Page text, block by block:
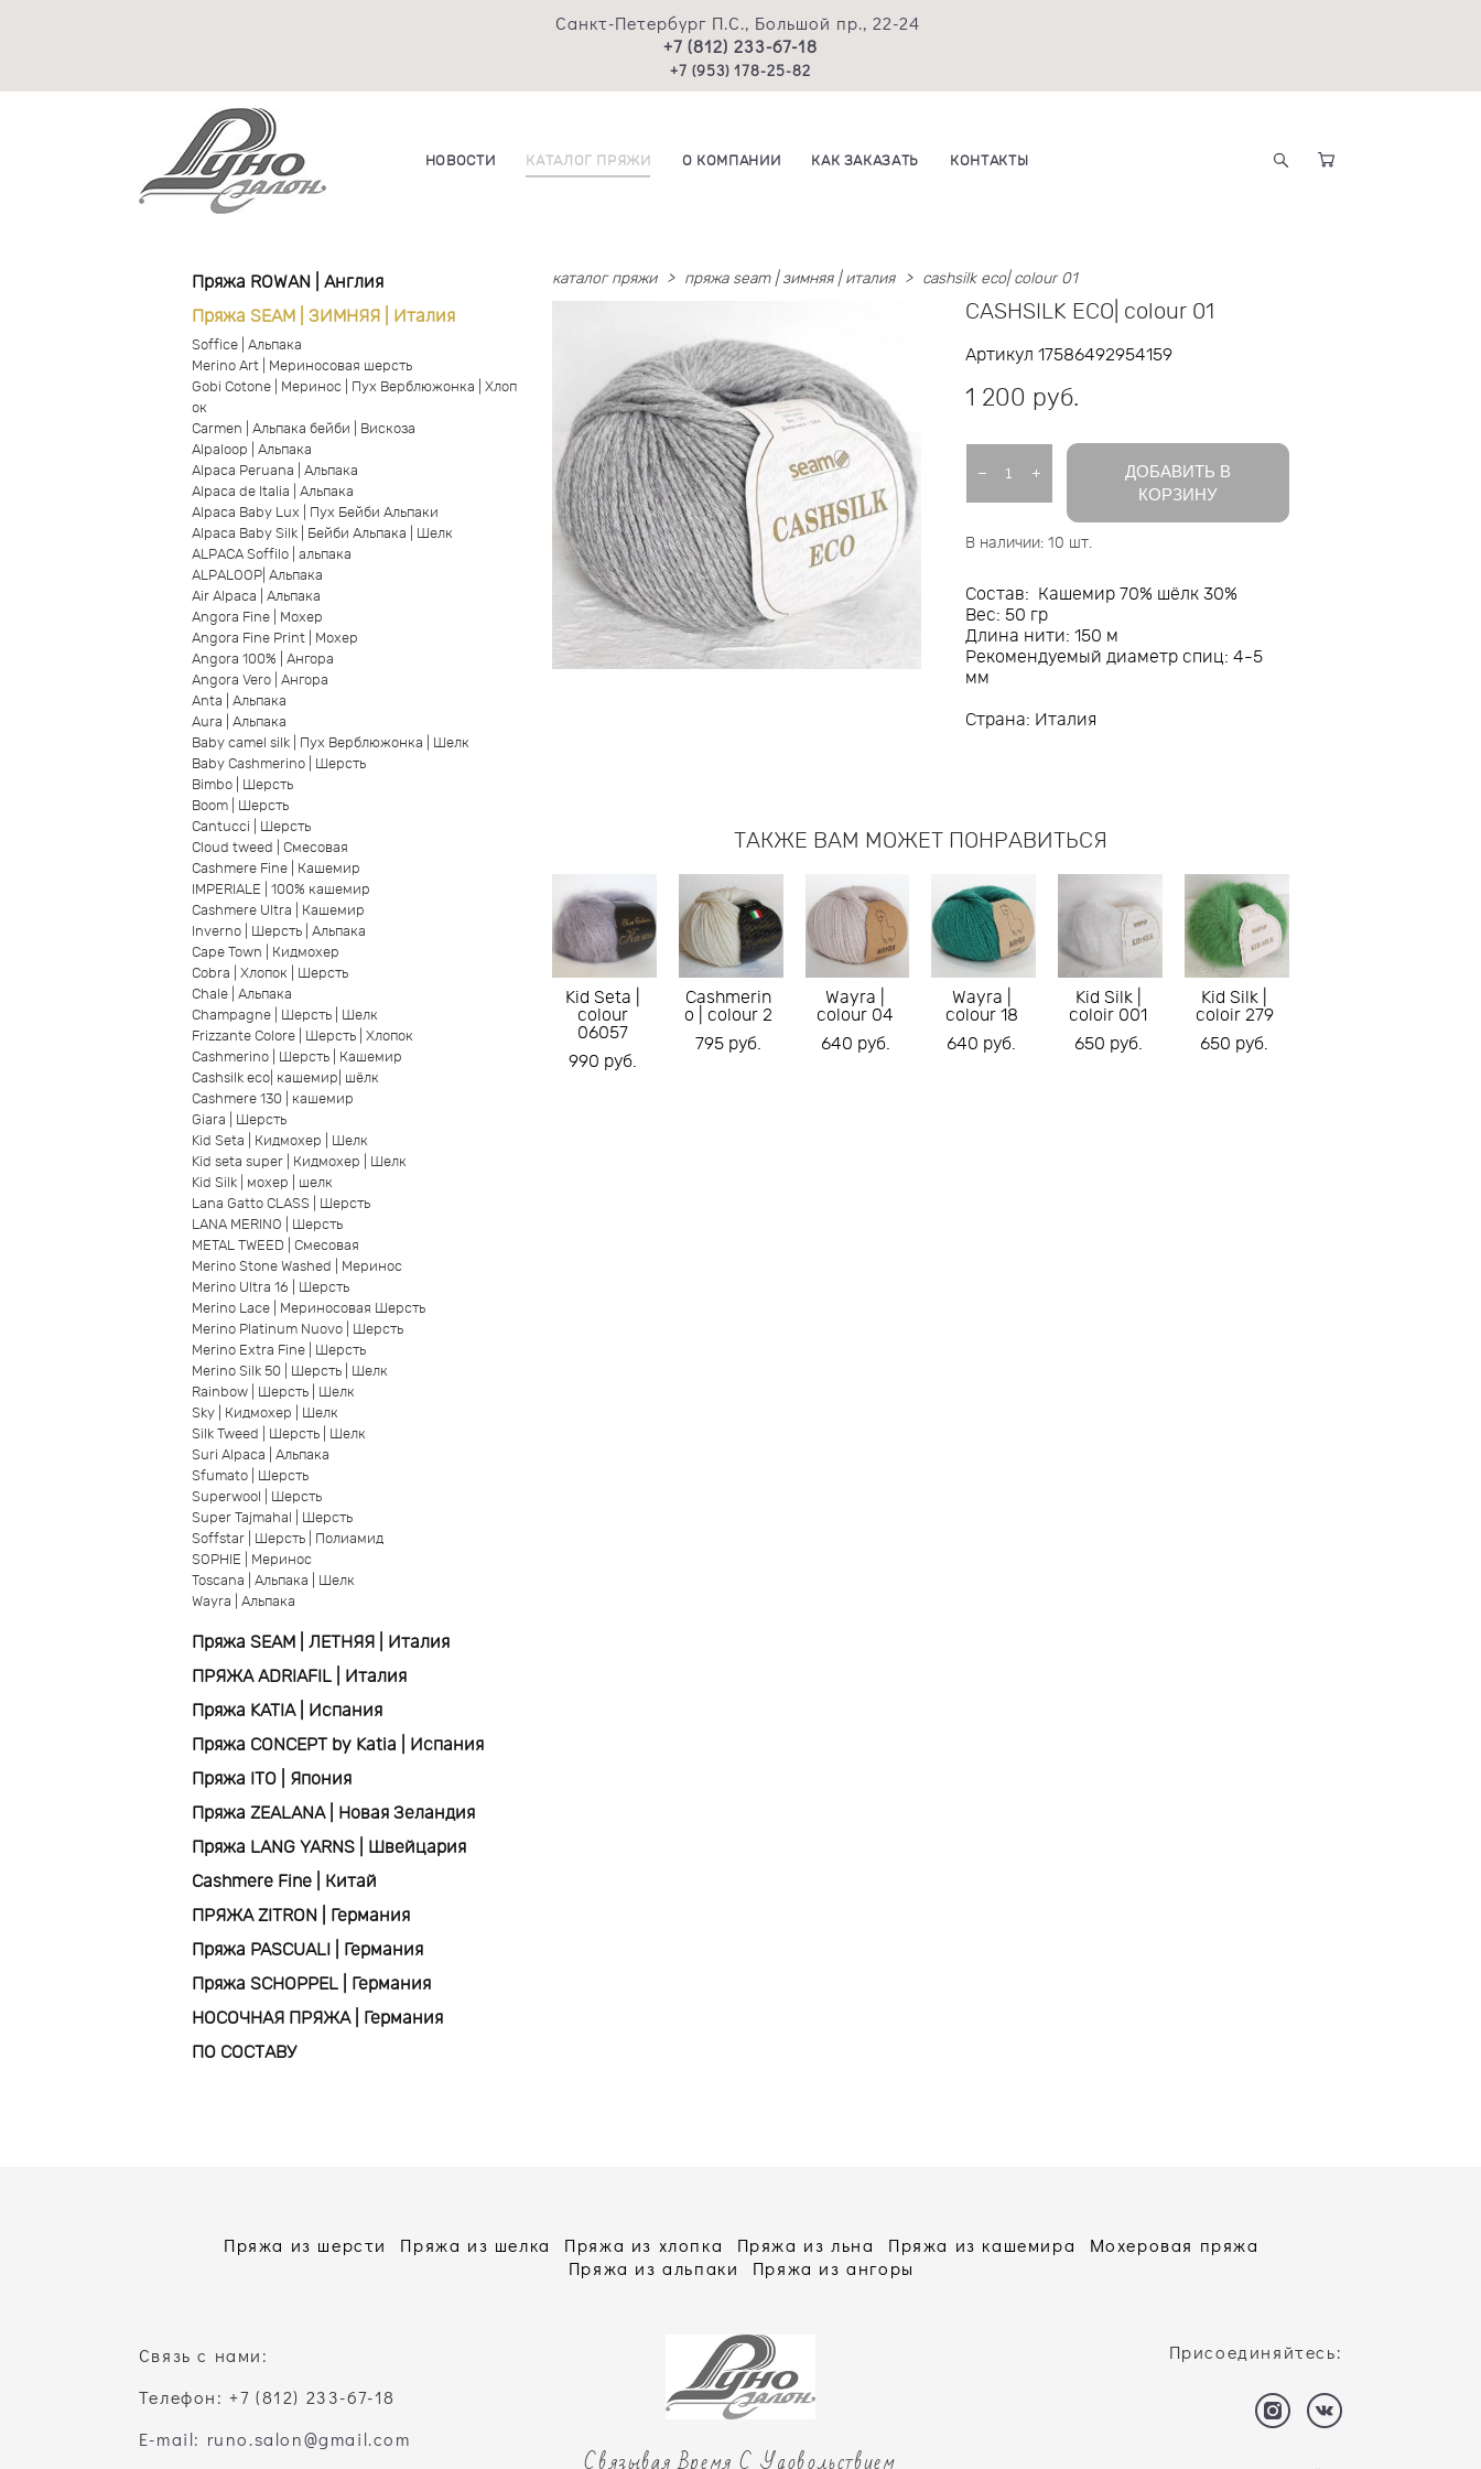
Санкт-Петербург П.С., Большой пр., 22-24
+7 (812) 233-67-18
+7 (953) 178-25-82
НОВОСТИ КАТАЛОГ ПРЯЖИ О КОМПАНИИ КАК ЗАКАЗАТЬ КОНТАКТЫ
Пряжа ROWAN | Англия
Пряжа SEAM | ЗИМНЯЯ | Италия
Soffice | Альпака
Merino Art | Мериносовая шерсть
Gobi Cotone | Меринос | Пух Верблюжонка | Хлоп
ок
Carmen | Альпака бейби | Вискоза
Alpaloop | Альпака
Alpaca Peruana | Альпака
Alpaca de Italia | Альпака
Alpaca Baby Lux | Пух Бейби Альпаки
Alpaca Baby Silk | Бейби Альпака | Шелк
ALPACA Soffilo | альпака
ALPALOOP| Альпака
Air Alpaca | Альпака
Angora Fine | Мохер
Angora Fine Print | Мохер
Angora 100% | Ангора
Angora Vero | Ангора
Anta | Альпака
Aura | Альпака
Baby camel silk | Пух Верблюжонка | Шелк
Baby Cashmerino | Шерсть
Bimbo | Шерсть
Boom | Шерсть
Cantucci | Шерсть
Cloud tweed | Смесовая
Cashmere Fine | Кашемир
IMPERIALE | 100% кашемир
Cashmere Ultra | Кашемир
Inverno | Шерсть | Альпака
Cape Town | Кидмохер
Cobra | Хлопок | Шерсть
Chale | Альпака
Champagne | Шерсть | Шелк
Frizzante Colore | Шерсть | Хлопок
Cashmerino | Шерсть | Кашемир
Cashsilk eco| кашемир| шёлк
Cashmere 130 | кашемир
Giara | Шерсть
Kid Seta | Кидмохер | Шелк
Kid seta super | Кидмохер | Шелк
Kid Silk | мохер | шелк
Lana Gatto CLASS | Шерсть
LANA MERINO | Шерсть
METAL TWEED | Смесовая
Merino Stone Washed | Меринос
Merino Ultra 16 | Шерсть
Merino Lace | Мериносовая Шерсть
Merino Platinum Nuovo | Шерсть
Merino Extra Fine | Шерсть
Merino Silk 50 | Шерсть | Шелк
Rainbow | Шерсть | Шелк
Sky | Кидмохер | Шелк
Silk Tweed | Шерсть | Шелк
Suri Alpaca | Альпака
Sfumato | Шерсть
Superwool | Шерсть
Super Tajmahal | Шерсть
Soffstar | Шерсть | Полиамид
SOPHIE | Меринос
Toscana | Альпака | Шелк
Wayra | Альпака
Пряжа SEAM | ЛЕТНЯЯ | Италия
ПРЯЖА ADRIAFIL | Италия
Пряжа KATIA | Испания
Пряжа CONCEPT by Katia | Испания
Пряжа ITO | Япония
Пряжа ZEALANA | Новая Зеландия
Пряжа LANG YARNS | Швейцария
Cashmere Fine | Китай
ПРЯЖА ZITRON | Германия
Пряжа PASCUALI | Германия
Пряжа SCHOPPEL | Германия
НОСОЧНАЯ ПРЯЖА | Германия
ПО СОСТАВУ
каталог пряжи > пряжа seam | зимняя | италия > cashsilk eco| colour 01
CASHSILK ECO| colour 01
Артикул 17586492954159
1 200 pуб.
В наличии: 10 шт.
ДОБАВИТЬ В
КОРЗИНУ
Состав: Кашемир 70% шёлк 30%
Вес: 50 гр
Длина нити: 150 м
Рекомендуемый диаметр спиц: 4-5
мм
Страна: Италия
ТАКЖЕ ВАМ МОЖЕТ ПОНРАВИТЬСЯ
Kid Seta |
colour
06057
990 pуб.
Cashmerin
o | colour 2
795 pуб.
Wayra |
colour 04
640 pуб.
Wayra |
colour 18
640 pуб.
Kid Silk |
coloir 001
650 pуб.
Kid Silk |
coloir 279
650 pуб.
Пряжа из шерсти Пряжа из шелка Пряжа из хлопка Пряжа из льна Пряжа из кашемира
Мохеровая пряжа
Пряжа из альпаки
Пряжа из ангоры
Связь с нами:
Телефон: +7 (812) 233-67-18
E-mail: runo.salon@gmail.com
Присоединяйтесь: